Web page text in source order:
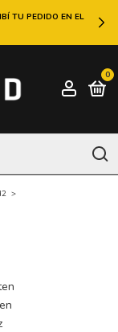
TU PEDIDO EN EL
0
>